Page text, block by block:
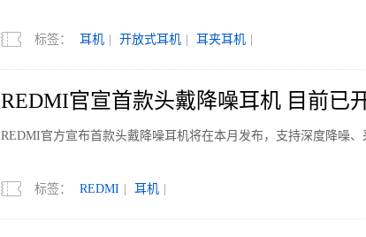
标签： 耳机 开放式耳机 耳夹耳机
REDMI官宣首款头戴降噪耳机 目前已
REDMI官方宣布首款头戴降噪耳机将在本月发布，支持深度降噪、
标签： REDMI 耳机